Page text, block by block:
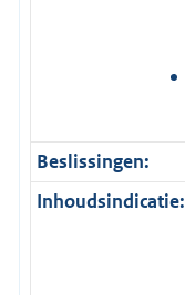
Beslissingen:
Inhoudsindicatie: